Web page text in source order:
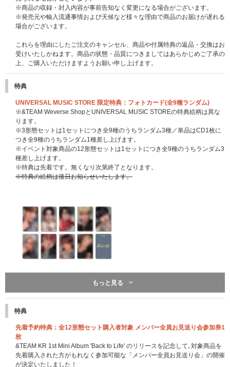
※商品の収録・封入内容が事前告知なく変更になる場合がございます。
※発売元や輸入流通事情および天候など様々な理由で商品のお届けが遅れる
場合がございます。
これらを理由にしたご注文のキャンセル、商品や付属特典の返品・交換はお
受けいたしかねます。商品の状態・品質につきましてはあらかじめご了承の
上、ご購入いただけますようお願い申し上げます。
特典
UNIVERSAL MUSIC STORE 限定特典：フォトカード(全9種ランダム)
※&TEAM Weverse ShopとUNIVERSAL MUSIC STOREの特典絵柄は異な
ります。
※3形態セットは1セットにつき全9種のうちランダム3種／単品はCD1枚に
つき全9種のうちランダム1種差し上げます。
※イベント対象商品の12形態セットは1セットにつき全9種のうちランダム3
種差し上げます。
※特典は先着です。無くなり次第終了となります。
※特典の絵柄は後日お知らせいたします。
一般盤(2形態)+Photocard Box (Mini CD-R ver.) 計3形態セット購入特典とな
※&TEAM Weverse ShopとUNIVERSAL MUSIC STOREの特典絵柄は異な
ります。
※3形態セットを1セットにつき1点差し上げます。
※イベント対象商品の12形態セットは1セットにつき1点差し上げます。
※特典は先着です。無くなり次第終了となります。
もっと見る
特典
先着予約特典：全12形態セット購入者対象 メンバー全員お見送り会参加券1
枚
&TEAM KR 1st Mini Album 'Back to Life' のリリースを記念して､対象商品を
先着購入された方がもれなく参加可能な「メンバー全員お見送り会」の開催
が決定いたしました！